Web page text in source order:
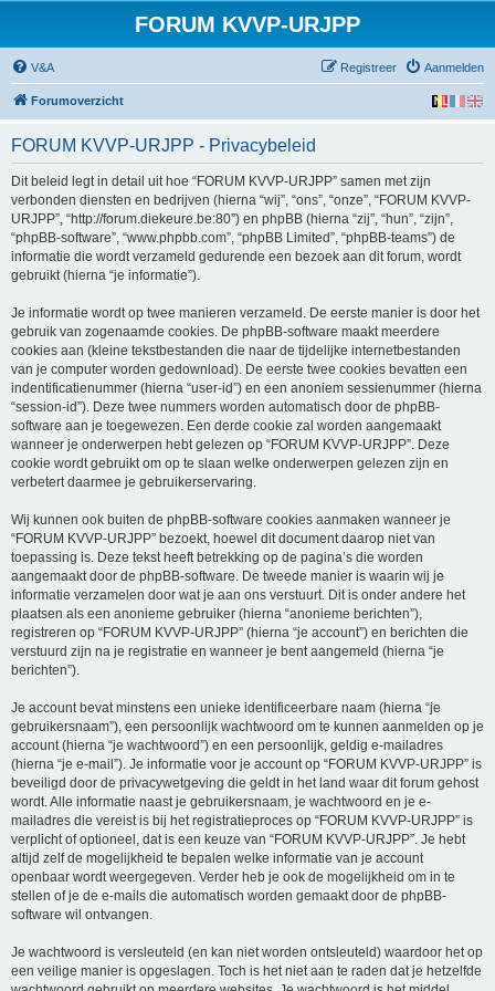
FORUM KVVP-URJPP
V&A Aanmelden
Registreer
Forumoverzicht
FORUM KVVP-URJPP - Privacybeleid
Dit beleid legt in detail uit hoe “FORUM KVVP-URJPP” samen met zijn
verbonden diensten en bedrijven (hierna “wij”, “ons”, “onze”, “FORUM KVVP-
URJPP”, “http://forum.diekeure.be:80”) en phpBB (hierna “zij”, “hun”, “zijn”,
“phpBB-software”, “www.phpbb.com”, “phpBB Limited”, “phpBB-teams”) de
informatie die wordt verzameld gedurende een bezoek aan dit forum, wordt
gebruikt (hierna “je informatie”).
Je informatie wordt op twee manieren verzameld. De eerste manier is door het
gebruik van zogenaamde cookies. De phpBB-software maakt meerdere
cookies aan (kleine tekstbestanden die naar de tijdelijke internetbestanden
van je computer worden gedownload). De eerste twee cookies bevatten een
indentificatienummer (hierna “user-id”) en een anoniem sessienummer (hierna
“session-id”). Deze twee nummers worden automatisch door de phpBB-
software aan je toegewezen. Een derde cookie zal worden aangemaakt
wanneer je onderwerpen hebt gelezen op “FORUM KVVP-URJPP”. Deze
cookie wordt gebruikt om op te slaan welke onderwerpen gelezen zijn en
verbetert daarmee je gebruikerservaring.
Wij kunnen ook buiten de phpBB-software cookies aanmaken wanneer je
“FORUM KVVP-URJPP” bezoekt, hoewel dit document daarop niet van
toepassing is. Deze tekst heeft betrekking op de pagina’s die worden
aangemaakt door de phpBB-software. De tweede manier is waarin wij je
informatie verzamelen door wat je aan ons verstuurt. Dit is onder andere het
plaatsen als een anonieme gebruiker (hierna “anonieme berichten”),
registreren op “FORUM KVVP-URJPP” (hierna “je account”) en berichten die
verstuurd zijn na je registratie en wanneer je bent aangemeld (hierna “je
berichten”).
Je account bevat minstens een unieke identificeerbare naam (hierna “je
gebruikersnaam”), een persoonlijk wachtwoord om te kunnen aanmelden op je
account (hierna “je wachtwoord”) en een persoonlijk, geldig e-mailadres
(hierna “je e-mail”). Je informatie voor je account op “FORUM KVVP-URJPP” is
beveiligd door de privacywetgeving die geldt in het land waar dit forum gehost
wordt. Alle informatie naast je gebruikersnaam, je wachtwoord en je e-
mailadres die vereist is bij het registratieproces op “FORUM KVVP-URJPP” is
verplicht of optioneel, dat is een keuze van “FORUM KVVP-URJPP”. Je hebt
altijd zelf de mogelijkheid te bepalen welke informatie van je account
openbaar wordt weergegeven. Verder heb je ook de mogelijkheid om in te
stellen of je de e-mails die automatisch worden gemaakt door de phpBB-
software wil ontvangen.
Je wachtwoord is versleuteld (en kan niet worden ontsleuteld) waardoor het op
een veilige manier is opgeslagen. Toch is het niet aan te raden dat je hetzelfde